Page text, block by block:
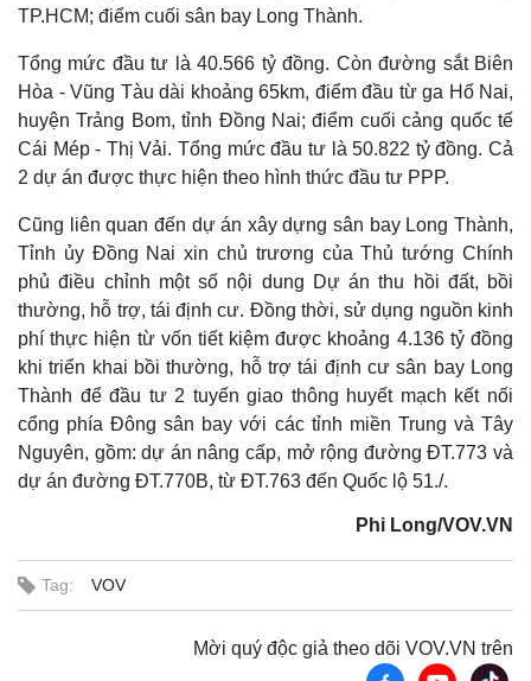
TP.HCM; điểm cuối sân bay Long Thành.
Tổng mức đầu tư là 40.566 tỷ đồng. Còn đường sắt Biên
Hòa - Vũng Tàu dài khoảng 65km, điểm đầu từ ga Hố Nai,
huyện Trảng Bom, tỉnh Đồng Nai; điểm cuối cảng quốc tế
Cái Mép - Thị Vải. Tổng mức đầu tư là 50.822 tỷ đồng. Cả
2 dự án được thực hiện theo hình thức đầu tư PPP.
Cũng liên quan đến dự án xây dựng sân bay Long Thành,
Tỉnh ủy Đồng Nai xin chủ trương của Thủ tướng Chính
phủ điều chỉnh một số nội dung Dự án thu hồi đất, bồi
thường, hỗ trợ, tái định cư. Đồng thời, sử dụng nguồn kinh
phí thực hiện từ vốn tiết kiệm được khoảng 4.136 tỷ đồng
khi triển khai bồi thường, hỗ trợ tái định cư sân bay Long
Thành để đầu tư 2 tuyến giao thông huyết mạch kết nối
cổng phía Đông sân bay với các tỉnh miền Trung và Tây
Nguyên, gồm: dự án nâng cấp, mở rộng đường ĐT.773 và
dự án đường ĐT.770B, từ ĐT.763 đến Quốc lộ 51./.
Phi Long/VOV.VN
Tag: VOV
Mời quý độc giả theo dõi VOV.VN trên